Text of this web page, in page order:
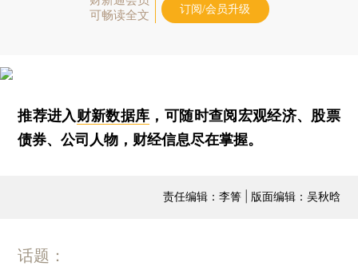
可畅读全文
订阅/会员升级
推荐进入财新数据库 ，可随时查阅宏观经济、股票
债券、公司人物，财经信息尽在掌握。
责任编辑：李箐 | 版面编辑：吴秋晗
话题：